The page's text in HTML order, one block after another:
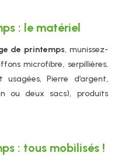
: le matériel
de printemps, munissez-
microfibre, serpillières,
Pierre d’argent,
ou deux sacs), produits
: tous mobilisés !